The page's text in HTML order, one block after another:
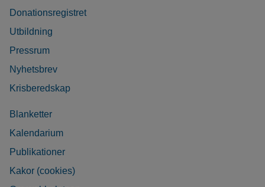
Donationsregistret
Utbildning
Pressrum
Nyhetsbrev
Krisberedskap
Blanketter
Kalendarium
Publikationer
Kakor (cookies)